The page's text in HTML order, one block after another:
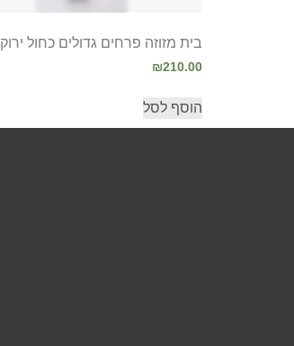
בית מזוזה פרחים גדולים כחול ירוק
₪210.00
הוסף לסל